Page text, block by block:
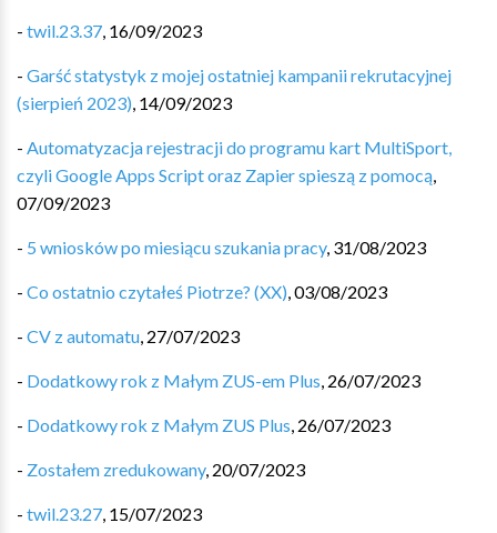
- twil.23.37, 16/09/2023
- Garść statystyk z mojej ostatniej kampanii rekrutacyjnej
(sierpień 2023), 14/09/2023
- Automatyzacja rejestracji do programu kart MultiSport,
czyli Google Apps Script oraz Zapier spieszą z pomocą,
07/09/2023
- 5 wniosków po miesiącu szukania pracy, 31/08/2023
- Co ostatnio czytałeś Piotrze? (XX),03/08/2023
- CV z automatu, 27/07/2023
- Dodatkowy rok z Małym ZUS-em Plus, 26/07/2023
- Dodatkowy rok z Małym ZUS Plus, 26/07/2023
- Zostałem zredukowany, 20/07/2023
- twil.23.27, 15/07/2023